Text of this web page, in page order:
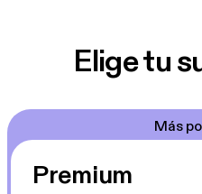
Elige tu
Más
Premium